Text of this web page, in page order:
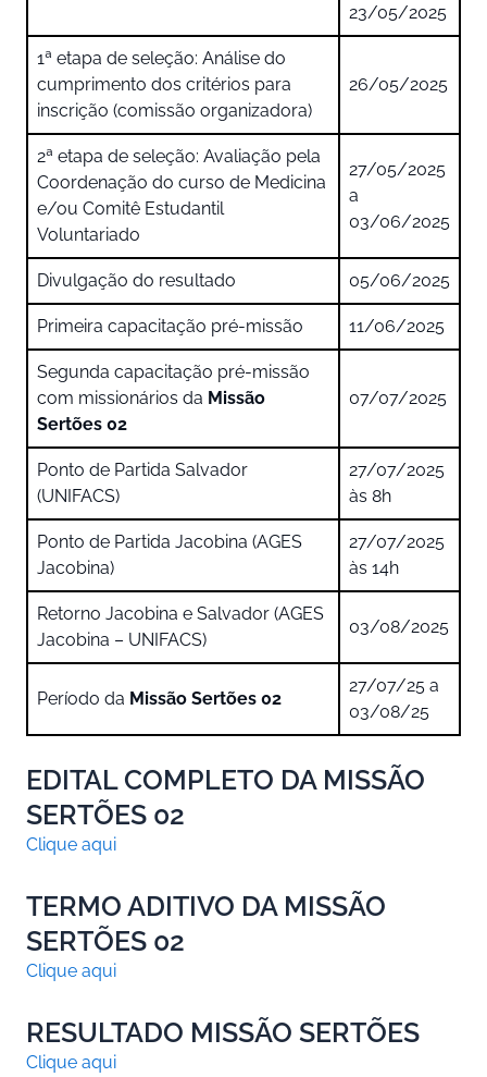
23/05/2025
1ª etapa de seleção: Análise do
cumprimento dos critérios para
inscrição (comissão organizadora)
26/05/2025
2ª etapa de seleção: Avaliação pela
Coordenação do curso de Medicina
e/ou Comitê Estudantil
Voluntariado
27/05/2025
a
03/06/2025
Divulgação do resultado 05/06/2025
Primeira capacitação pré-missão 11/06/2025
Segunda capacitação pré-missão
com missionários da Missão
Sertões 02
07/07/2025
Ponto de Partida Salvador
(UNIFACS)
27/07/2025
às 8h
Ponto de Partida Jacobina (AGES
Jacobina)
27/07/2025
às 14h
Retorno Jacobina e Salvador (AGES
Jacobina – UNIFACS)
03/08/2025
Período da Missão Sertões 02
27/07/25 a
03/08/25
EDITAL COMPLETO DA MISSÃO
SERTÕES 02
Clique aqui
TERMO ADITIVO DA MISSÃO
SERTÕES 02
Clique aqui
RESULTADO MISSÃO SERTÕES
Clique aqui